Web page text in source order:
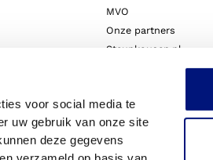
voor social media te
uw gebruik van onze site
deze gegevens
MVO
Onze partners
Steunkousen.nl
Blessurewijzer.nl
Nieuws
Innovatie & Onderzoek
Livit Zorgprofessionals